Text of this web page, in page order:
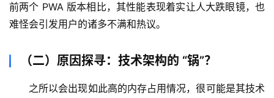
青
龙
前两个 PWA 版本相比，其性能表现着实让人大跌眼镜，也
难怪会引发用户的诸多不满和热议。
（二）原因探寻：技术架构的 “锅”？
之所以会出现如此高的内存占用情况，很可能是其技术